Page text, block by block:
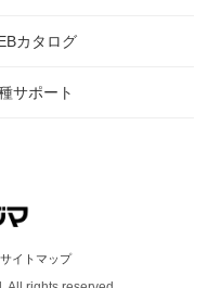
カタログ
サポート
サイトマップ